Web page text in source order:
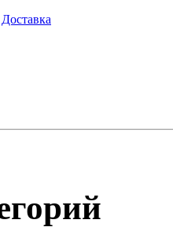
Доставка